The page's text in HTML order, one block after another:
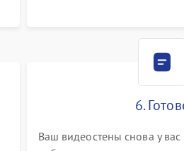
6.
Ваш видеостены снова у